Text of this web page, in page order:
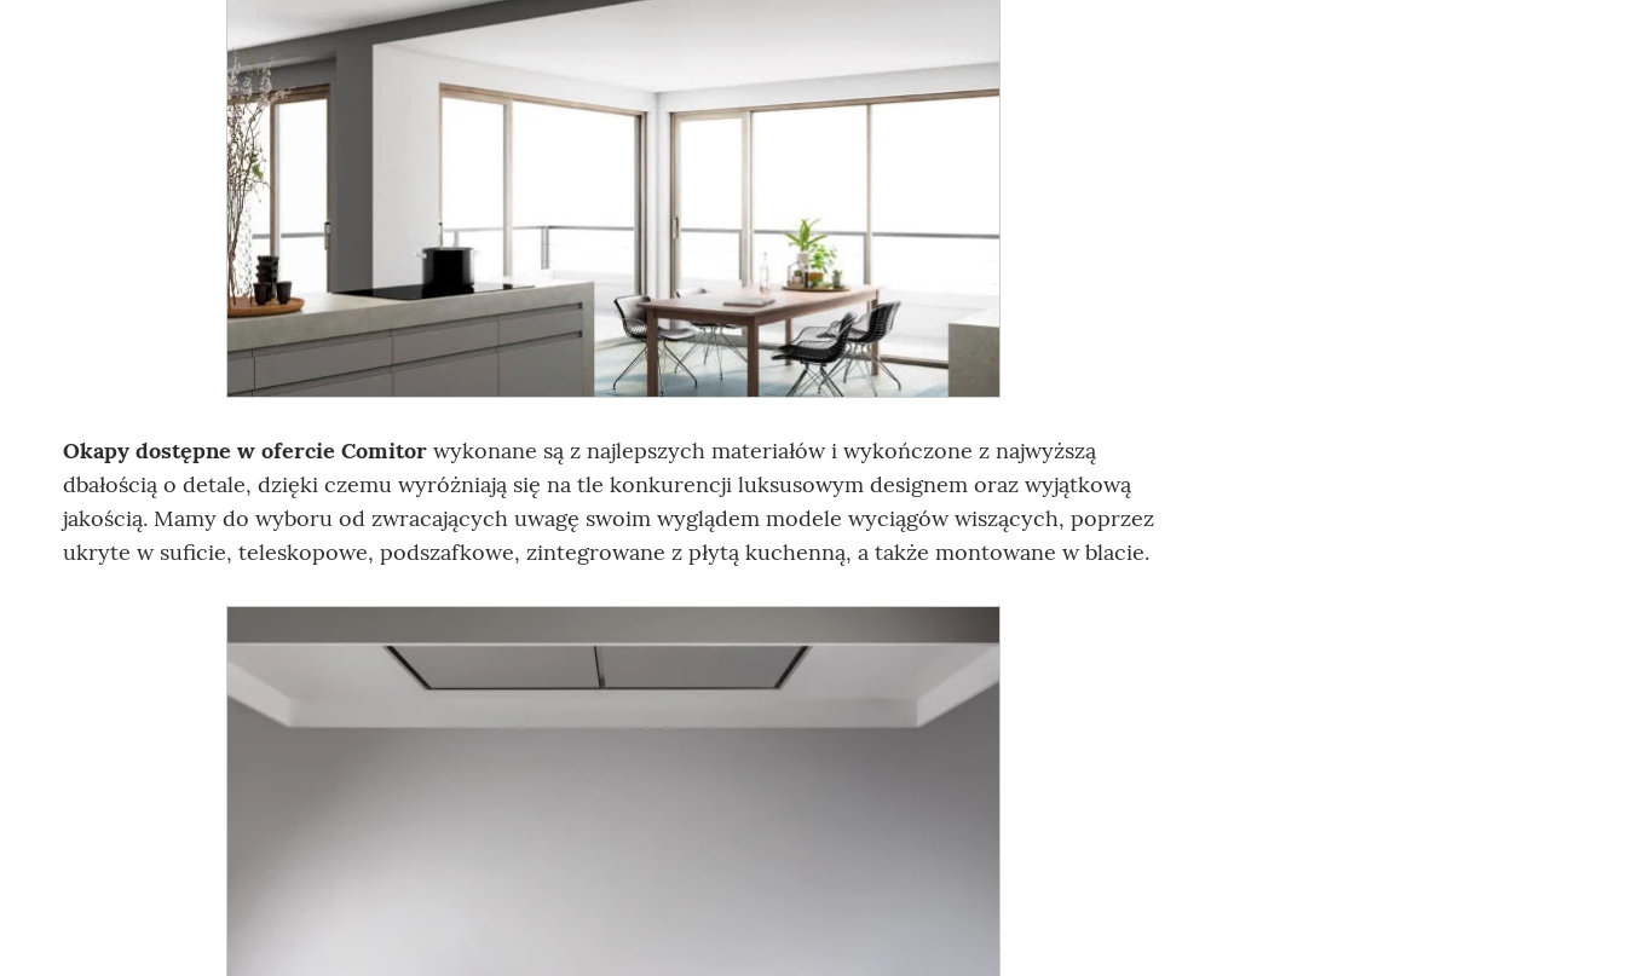
Okapy dostępne w ofercie Comitor wykonane są z najlepszych materiałów i wykończone z najwyższą
dbałością o detale, dzięki czemu wyróżniają się na tle konkurencji luksusowym designem oraz wyjątkową
jakością. Mamy do wyboru od zwracających uwagę swoim wyglądem modele wyciągów wiszących, poprzez
ukryte w suficie, teleskopowe, podszafkowe, zintegrowane z płytą kuchenną, a także montowane w blacie.